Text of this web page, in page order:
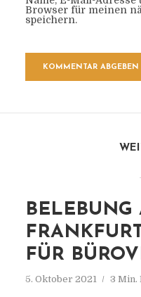
Browser für meinen
speichern.
BELEBUNG
FÜR
5. Oktober 2021 3 Min.